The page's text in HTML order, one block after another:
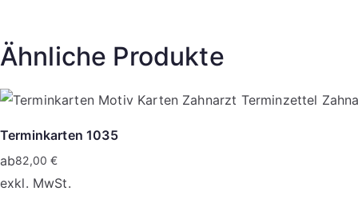
Ähnliche Produkte
Terminkarten 1035
ab82,00€
exkl. MwSt.